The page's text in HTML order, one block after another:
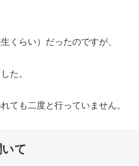
くらい）だったのですが、
た。
ても二度と行っていません。
て